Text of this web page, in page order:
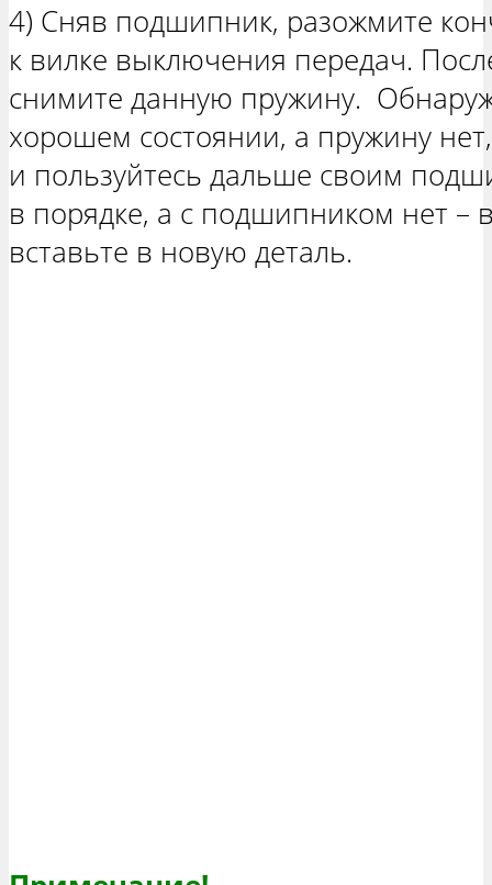
4) Сняв подшипник, разожмите
к вилке выключения передач.
снимите данную пружину.
хорошем состоянии, а пружину
и пользуйтесь дальше своим
в порядке, а с подшипником нет –
вставьте в новую деталь.